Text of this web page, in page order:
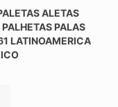
ALETAS
PALAS
LATINOAMERICA